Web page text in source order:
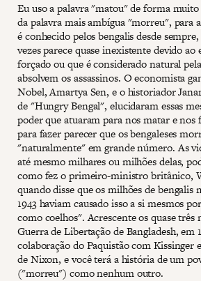
Eu uso a palavra "matou" de forma
da palavra mais ambígua "morreu", para
é conhecido pelos bengalis desde
vezes parece quase inexistente devido ao
forçado ou que é considerado natural
absolvem os assassinos. O economista
Nobel, Amartya Sen, e o historiador
de "Hungry Bengal", elucidaram essas
poder que atuaram para nos matar e nos
para fazer parecer que os bengaleses
"naturalmente" em grande número. As
até mesmo milhares ou milhões delas,
como fez o primeiro-ministro britânico,
quando disse que os milhões de bengalis
1943 haviam causado isso a si mesmos
como coelhos". Acrescente os quase
Guerra de Libertação de Bangladesh, em
colaboração do Paquistão com Kissinger
de Nixon, e você terá a história de um
("morreu") como nenhum outro.